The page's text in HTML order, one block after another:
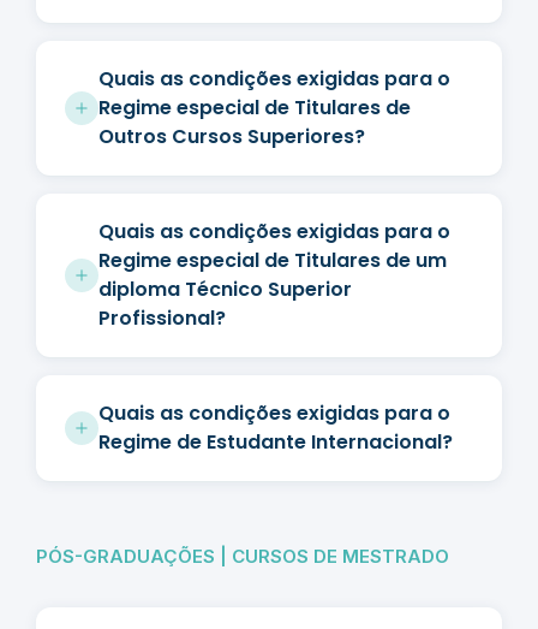
Quais as condições exigidas para o
Regime especial de Titulares de
Outros Cursos Superiores?
Quais as condições exigidas para o
Regime especial de Titulares de um
diploma Técnico Superior
Profissional?
Quais as condições exigidas para o
Regime de Estudante Internacional?
PÓS-GRADUAÇÕES | CURSOS DE MESTRADO